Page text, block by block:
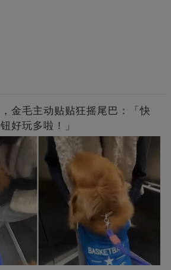
金毛主动贴贴狂摇尾巴：「快
好玩多啦！」